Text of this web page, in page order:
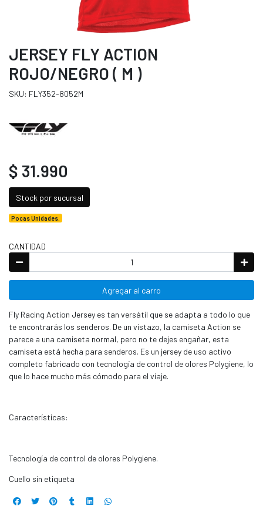
JERSEY FLY ACTION
ROJO/NEGRO ( M )
SKU: FLY352-8052M
$ 31.990
Stock por sucursal
Pocas Unidades.
CANTIDAD
Agregar al carro
Fly Racing Action Jersey es tan versátil que se adapta a todo lo que
te encontrarás los senderos. De un vistazo, la camiseta Action se
parece a una camiseta normal, pero no te dejes engañar, esta
camiseta está hecha para senderos. Es un jersey de uso activo
completo fabricado con tecnología de control de olores Polygiene, lo
que lo hace mucho más cómodo para el viaje.
Características:
Tecnología de control de olores Polygiene.
Cuello sin etiqueta